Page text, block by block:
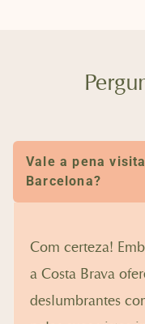
Vale a pena
Barcelona?
Com certeza!
a Costa Brava
deslumbrantes